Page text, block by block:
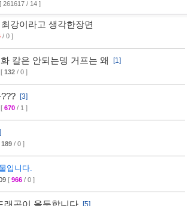
[ 261617 / 14 ]
강이라고 생각한장면
/ 0 ]
칼은 안되는뎅 거프는 왜
[1]
[ 132 / 0 ]
[3]
[ 670 / 1 ]
189 / 0 ]
입니다.
[ 966 / 0 ]
래곤이 올듯합니다
[5]